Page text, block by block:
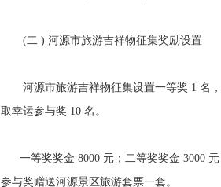
(二 ) 河源市旅游吉祥物征集奖励设置
河源市旅游吉祥物征集设置一等奖 1 名，
取幸运参与奖 10 名。
一等奖奖金 8000 元；二等奖奖金 3000 元
参与奖赠送河源景区旅游套票一套。